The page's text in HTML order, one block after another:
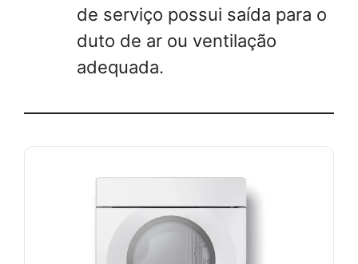
de serviço possui saída para o
duto de ar ou ventilação
adequada.